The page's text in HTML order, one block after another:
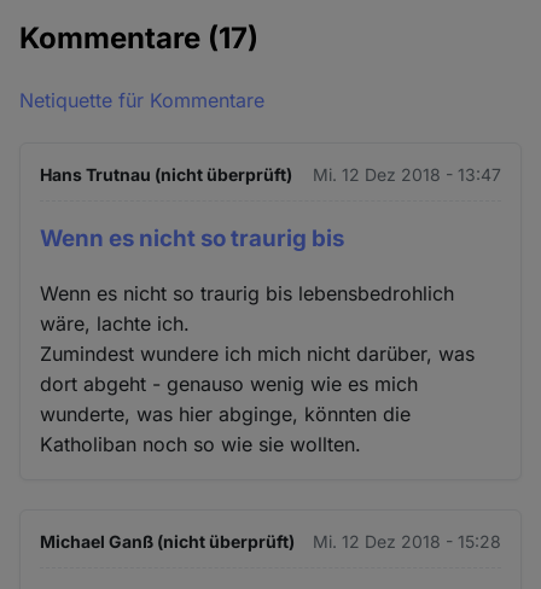
Kommentare (17)
Netiquette für Kommentare
Hans Trutnau (nicht überprüft) Mi. 12 Dez 2018 - 13:47
Wenn es nicht so traurig bis
Wenn es nicht so traurig bis lebensbedrohlich
wäre, lachte ich.
Zumindest wundere ich mich nicht darüber, was
dort abgeht - genauso wenig wie es mich
wunderte, was hier abginge, könnten die
Katholiban noch so wie sie wollten.
Michael Ganß (nicht überprüft) Mi. 12 Dez 2018 - 15:28